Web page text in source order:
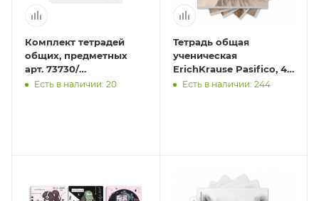
Комплект тетрадей
общих, предметных
арт. 73730/
ИНТЕРЕСНЫЕ ФАКТЫ
Есть в наличии: 20
Тетрадь общая
ученическая
ErichKrause Pasifico, 48
листов, клетка,
Есть в наличии: 244